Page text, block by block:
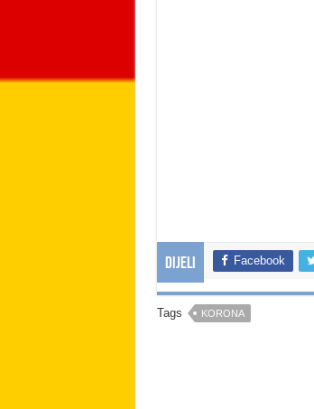
Dijeli Facebook
Tags KORONA